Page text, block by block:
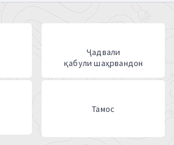
Ҷадвали
қабули шаҳрвандон
Тамос